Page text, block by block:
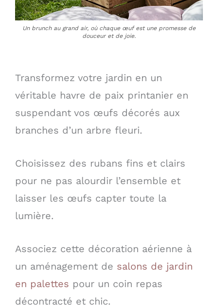
Un brunch au grand air, où chaque œuf est une promesse de
douceur et de joie.
Transformez votre jardin en un
véritable havre de paix printanier en
suspendant vos œufs décorés aux
branches d’un arbre fleuri.
Choisissez des rubans fins et clairs
pour ne pas alourdir l’ensemble et
laisser les œufs capter toute la
lumière.
Associez cette décoration aérienne à
un aménagement de salons de jardin
en palettes pour un coin repas
décontracté et chic.